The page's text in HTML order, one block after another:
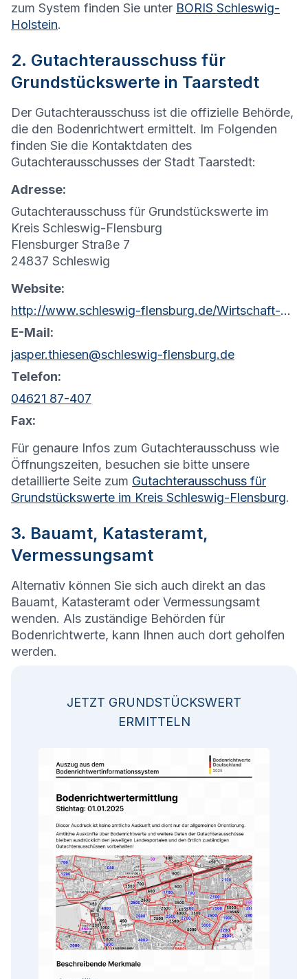
zum System finden Sie unter BORIS Schleswig-
Holstein.
2. Gutachterausschuss für
Grundstückswerte in Taarstedt
Der Gutachterausschuss ist die offizielle Behörde,
die den Bodenrichtwert ermittelt. Im Folgenden
finden Sie die Kontaktdaten des
Gutachterausschusses der Stadt Taarstedt:
Adresse:
Gutachterausschuss für Grundstückswerte im
Kreis Schleswig-Flensburg
Flensburger Straße 7
24837 Schleswig
Website:
http://www.schleswig-flensburg.de/Wirtschaft-Umwelt/Gutachterausschuss/
E-Mail:
jasper.thiesen@schleswig-flensburg.de
Telefon:
04621 87-407
Fax:
Für genaure Infos zum Gutachterausschuss wie
Öffnungszeiten, besuchen sie bitte unsere
detaillierte Seite zum Gutachterausschuss für
Grundstückswerte im Kreis Schleswig-Flensburg.
3. Bauamt, Katasteramt,
Vermessungsamt
Alternativ können Sie sich auch direkt an das
Bauamt, Katasteramt oder Vermessungsamt
wenden. Als zuständige Behörden für
Bodenrichtwerte, kann Ihnen auch dort geholfen
werden.
JETZT GRUNDSTÜCKSWERT
ERMITTELN